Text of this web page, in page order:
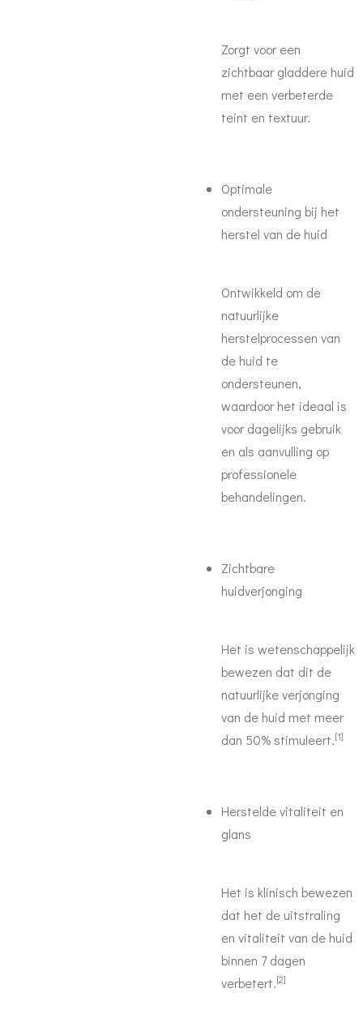
Zorgt voor een
zichtbaar gladdere huid
met een verbeterde
teint en textuur.
Optimale
ondersteuning bij het
herstel van de huid
Ontwikkeld om de
natuurlijke
herstelprocessen van
de huid te
ondersteunen,
waardoor het ideaal is
voor dagelijks gebruik
en als aanvulling op
professionele
behandelingen.
Zichtbare
huidverjonging
Het is wetenschappelijk
bewezen dat dit de
natuurlijke verjonging
van de huid met meer
dan 50% stimuleert.[1]
Herstelde vitaliteit en
glans
Het is klinisch bewezen
dat het de uitstraling
en vitaliteit van de huid
binnen 7 dagen
verbetert.[2]